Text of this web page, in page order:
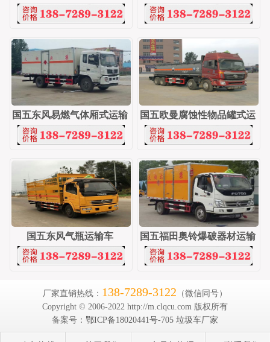
式
罐
国五东风易燃气体厢式运输
车
国五欧曼腐蚀性物品罐式运
输
国五东风气瓶运输车
国五福田奥铃爆破器材运输
车
厂家直销热线： 138-7289-3122 （微信同号）
Copyright © 2006-2022 http://m.clqcu.com 版权所有
备案号： 鄂ICP备18020441号-705 垃圾车厂家